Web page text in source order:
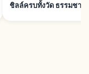
ชิลล์ครบทั้งวัด ธรรมชาติ